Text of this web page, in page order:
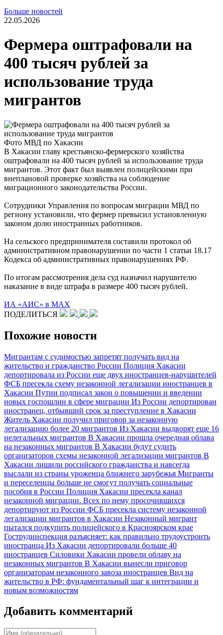
Больше новостей
22.05.2026
Фермера оштрафовали на
400 тысяч рублей за
использование труда
мигрантов
Фото МВД по Хакасии
В Хакасии главу крестьянско-фермерского хозяйства
оштрафовали на 400 тысяч рублей за использование труда
мигрантов. Этот факт был выявлен полицейскими при
внеплановой проверке хозяйства на соблюдение
миграционного законодательства России.
Сотрудники Управления по вопросам миграции МВД по
региону установили, что фермер превысил установленную
законом долю иностранных работников.
На сельского предпринимателя составили протокол об
административном правонарушении по части 1 статьи 18.17
Кодекса об административных правонарушениях РФ.
По итогам рассмотрения дела суд назначил нарушителю
наказание в виде штрафа в размере 400 тысяч рублей.
ИА «АИС» в МАХ
ПОДЕЛИТЬСЯ
Похожие новости
Мигрантам с судимостью запретят получать вид на
жительство и гражданство России Полиция Хакасии
депортировала из России еще двух иностранцев-нарушителей
ФСБ пресекла схему незаконной легализации иностранцев в
Хакасии Путин подписал закон о повышении и введении
новых госпошлин в сфере миграции Из России депортирован
иностранец, отбывший срок за преступление в Хакасии
Житель Хакасии получил приговор за незаконную
легализацию более 20 мигрантов Из Хакасии выдворят еще 16
нелегальных мигрантов В Хакасии прошла очередная облава
на незаконных мигрантов В Хакасии будут судить
организаторов схемы незаконной легализации мигрантов В
Хакасии лишили российского гражданства и навсегда
выслали из страны уроженца ближнего зарубежья Мигранты
и переселенцы больше не смогут получать социальные
пособия в России Полиция Хакасии пресекла канал
незаконной миграции. Всех по нему просочившихся
депортируют из России ФСБ пресекла систему незаконной
легализации мигрантов в Хакасии Незаконный мигрант
пытался подкупить полицейского в Красноярском крае
Гострудинспекция разъясняет: как правильно трудоустроить
иностранца Из Хакасии депортировали больше 40
иностранцев Силовики Хакасии провели облаву на
незаконных мигрантов В Хакасии вынесли приговор
организаторам незаконного завоза иностранцев Вид на
жительство в РФ: фундаментальный шаг к интеграции и
новым возможностям
Добавить комментарий